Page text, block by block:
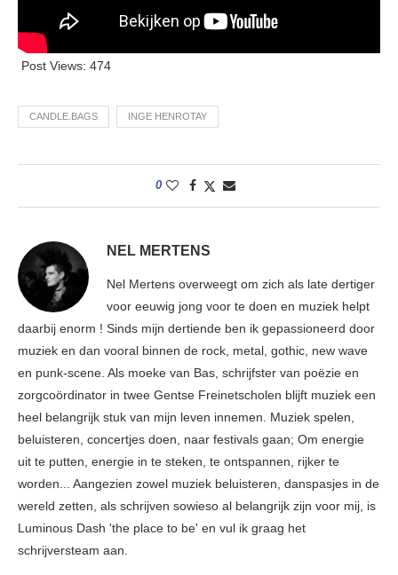
Post Views: 474
CANDLE.BAGS INGE HENROTAY
0
NEL MERTENS
Nel Mertens overweegt om zich als late dertiger
voor eeuwig jong voor te doen en muziek helpt
daarbij enorm ! Sinds mijn dertiende ben ik gepassioneerd door
muziek en dan vooral binnen de rock, metal, gothic, new wave
en punk-scene. Als moeke van Bas, schrijfster van poëzie en
zorgcoördinator in twee Gentse Freinetscholen blijft muziek een
heel belangrijk stuk van mijn leven innemen. Muziek spelen,
beluisteren, concertjes doen, naar festivals gaan; Om energie
uit te putten, energie in te steken, te ontspannen, rijker te
worden... Aangezien zowel muziek beluisteren, danspasjes in de
wereld zetten, als schrijven sowieso al belangrijk zijn voor mij, is
Luminous Dash 'the place to be' en vul ik graag het
schrijversteam aan.